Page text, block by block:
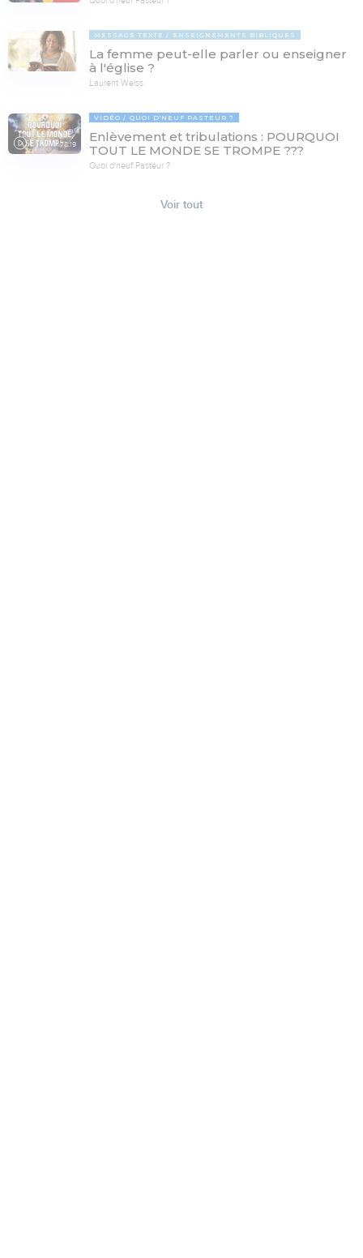
MESSAGE TEXTE ENSEIGNEMENTS BIBLIQUES
La femme peut-elle parler ou enseigner
à l'église ?
Laurent Weiss
78:19
VIDÉO QUOI D'NEUF PASTEUR ?
Enlèvement et tribulations : POURQUOI
TOUT LE MONDE SE TROMPE ???
Quoi d'neuf Pasteur ?
Voir tout